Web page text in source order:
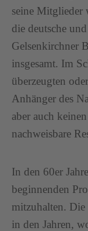
seine Mitglieder
die deutsche
Gelsenkirchner
insgesamt. Im
überzeugten
Anhänger des
aber auch
nachweisbare
In den 60er
beginnenden
mitzuhalten. Die
in den Jahren,